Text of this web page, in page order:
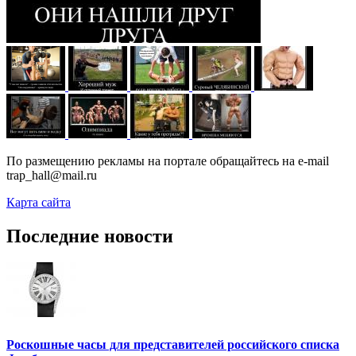
По размещению рекламы на портале обращайтесь на e-mail
trap_hall@mail.ru
Карта сайта
Последние новости
Роскошные часы для представителей российского списка